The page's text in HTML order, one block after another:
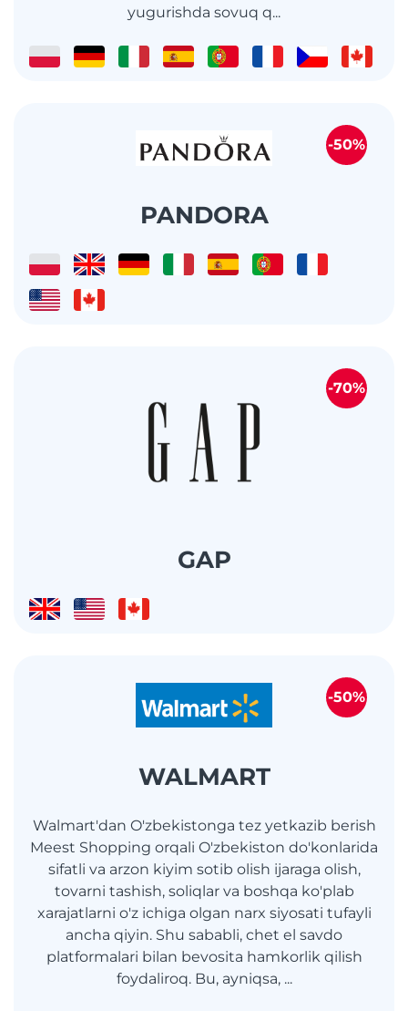
yugurishda sovuq q...
PANDORA
-50%
GAP
-70%
WALMART
Walmart'dan O'zbekistonga tez yetkazib berish
Meest Shopping orqali O'zbekiston do'konlarida
sifatli va arzon kiyim sotib olish ijaraga olish,
tovarni tashish, soliqlar va boshqa ko'plab
xarajatlarni o'z ichiga olgan narx siyosati tufayli
ancha qiyin. Shu sababli, chet el savdo
platformalari bilan bevosita hamkorlik qilish
foydaliroq. Bu, ayniqsa, ...
-50%